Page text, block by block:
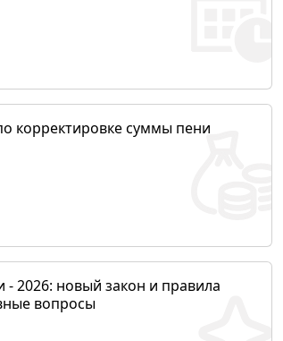
корректировке суммы пени
- 2026: новый закон и правила
вопросы